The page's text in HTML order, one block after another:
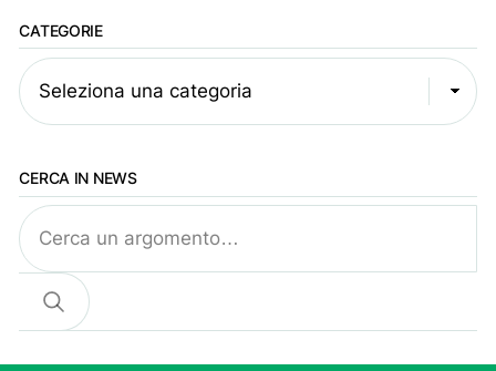
CATEGORIE
Seleziona una categoria
CERCA IN NEWS
Cerca